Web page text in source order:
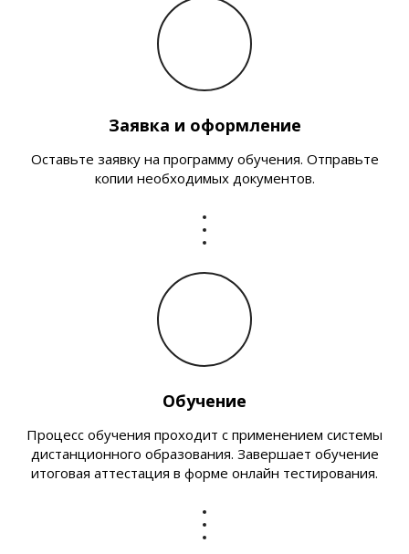
Заявка и оформление
Оставьте заявку на программу обучения. Отправьте
копии необходимых документов.
Обучение
Процесс обучения проходит с применением системы
дистанционного образования. Завершает обучение
итоговая аттестация в форме онлайн тестирования.